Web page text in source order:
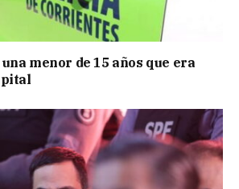
menor de 15 años que era